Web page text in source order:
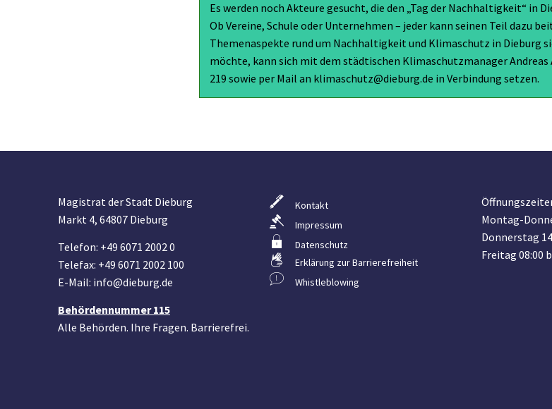
Es werden noch Akteure gesucht, die den „Tag der Nachhaltigkeit“ in
Ob Vereine, Schule oder Unternehmen – jeder kann seinen Teil dazu
Themenaspekte rund um Nachhaltigkeit und Klimaschutz in Dieburg
möchte, kann sich mit dem städtischen Klimaschutzmanager
219 sowie per Mail an klimaschutz@dieburg.de in Verbindung setzen.
Magistrat der Stadt Dieburg
Markt 4, 64807 Dieburg
Telefon: +49 6071 2002 0
Telefax: +49 6071 2002 100
E-Mail: info@dieburg.de
Behördennummer 115
Alle Behörden. Ihre Fragen. Barrierefrei.
Kontakt
Impressum
Datenschutz
Erklärung zur Barrierefreiheit
Whistleblowing
Montag-
Donnerstag
Freitag 08:00